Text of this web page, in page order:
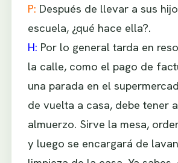
P: Después de llevar a sus
escuela, ¿qué hace ella?.
H: Por lo general tarda en
la calle, como el pago de
una parada en el
de vuelta a casa, debe tener
almuerzo. Sirve la mesa,
y luego se encargará de